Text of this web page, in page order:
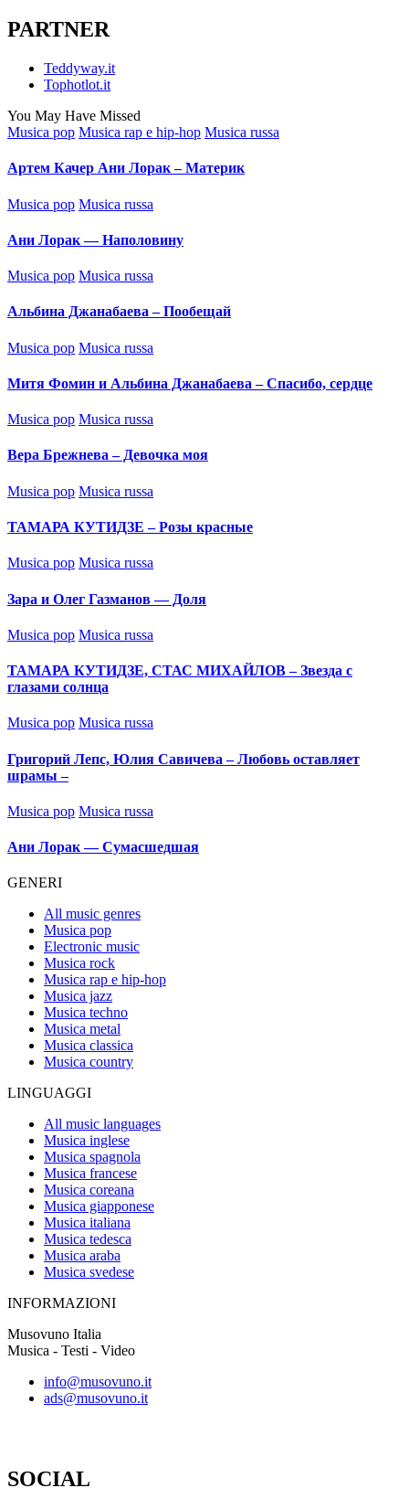
PARTNER
Teddyway.it
Tophotlot.it
You May Have Missed
Posted
Musica pop Musica rap e hip-hop Musica russa
Артем Качер Ани Лорак – Материк
Posted
Musica pop Musica russa
Ани Лорак — Наполовину
Posted
Musica pop Musica russa
Альбина Джанабаева – Пообещай
Posted
Musica pop Musica russa
Митя Фомин и Альбина Джанабаева – Спасибо, сердце
Posted
Musica pop Musica russa
Вера Брежнева – Девочка моя
Posted
Musica pop Musica russa
ТАМАРА КУТИДЗЕ – Розы красные
Posted
Musica pop Musica russa
Зара и Олег Газманов — Доля
Posted
Musica pop Musica russa
ТАМАРА КУТИДЗЕ, СТАС МИХАЙЛОВ – Звезда с
глазами солнца
Posted
Musica pop Musica russa
Григорий Лепс, Юлия Савичева – Любовь оставляет
шрамы –
Posted
Musica pop Musica russa
Ани Лорак — Сумасшедшая
GENERI
All music genres
Musica pop
Electronic music
Musica rock
Musica rap e hip-hop
Musica jazz
Musica techno
Musica metal
Musica classica
Musica country
LINGUAGGI
All music languages
Musica inglese
Musica spagnola
Musica francese
Musica coreana
Musica giapponese
Musica italiana
Musica tedesca
Musica araba
Musica svedese
INFORMAZIONI
Musovuno Italia
Musica - Testi - Video
info@musovuno.it
ads@musovuno.it
SOCIAL